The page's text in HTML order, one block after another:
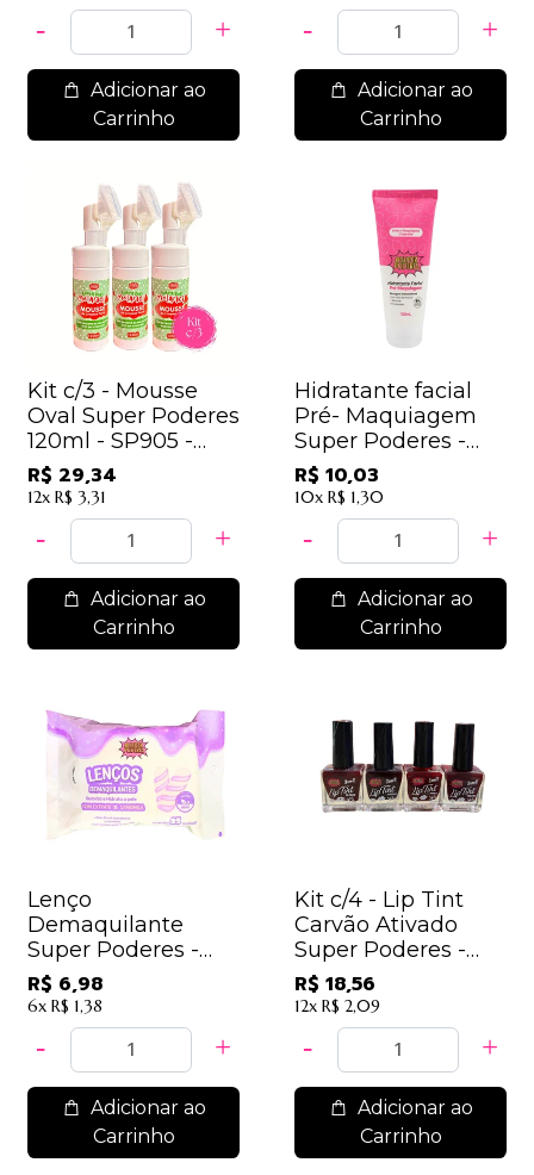
Adicionar ao
Carrinho
Adicionar ao
Carrinho
Kit c/3 - Mousse
Oval Super Poderes
120ml - SP905 -
Melancia / 9,78
R$ 29,34
12x R$ 3,31
Adicionar ao
Carrinho
Hidratante facial
Pré- Maquiagem
Super Poderes -
HFSP02
R$ 10,03
10x R$ 1,30
Adicionar ao
Carrinho
Lenço
Demaquilante
Super Poderes -
LDSP09 -
Marshmallow
R$ 6,98
6x R$ 1,38
Adicionar ao
Carrinho
Kit c/4 - Lip Tint
Carvão Ativado
Super Poderes -
LTSPCA01 / 4,64
R$ 18,56
12x R$ 2,09
Adicionar ao
Carrinho